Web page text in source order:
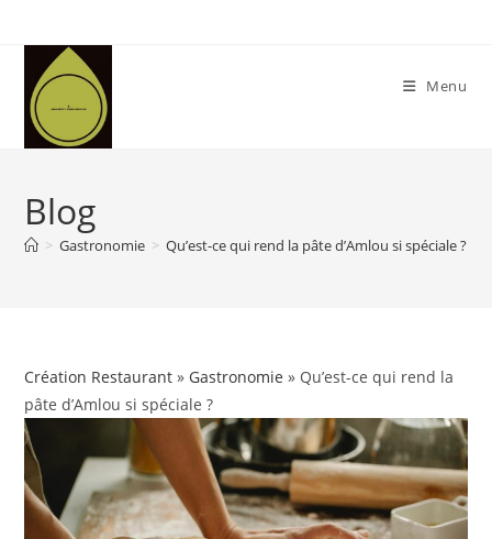
content
Menu
Blog
> Gastronomie > Qu’est-ce qui rend la pâte d’Amlou si spéciale ?
Création Restaurant » Gastronomie » Qu’est-ce qui rend la
pâte d’Amlou si spéciale ?